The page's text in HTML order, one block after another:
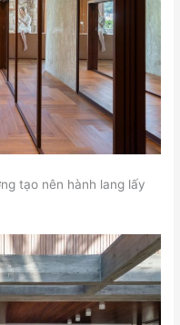
tạo nên hành lang lấy